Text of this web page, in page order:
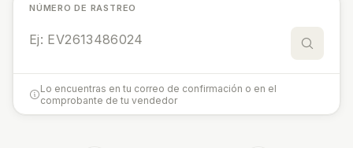
NÚMERO DE RASTREO
Lo encuentras en tu correo de confirmación o en el
comprobante de tu vendedor